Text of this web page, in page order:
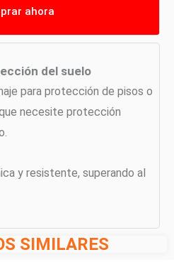
ahora
del suelo
para protección de pisos o
necesite protección
y resistente, superando al
SIMILARES